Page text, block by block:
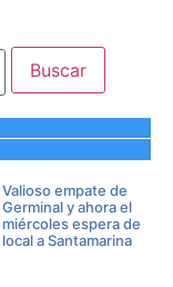
Valioso empate de
Germinal y ahora el
miércoles espera de
local a Santamarina